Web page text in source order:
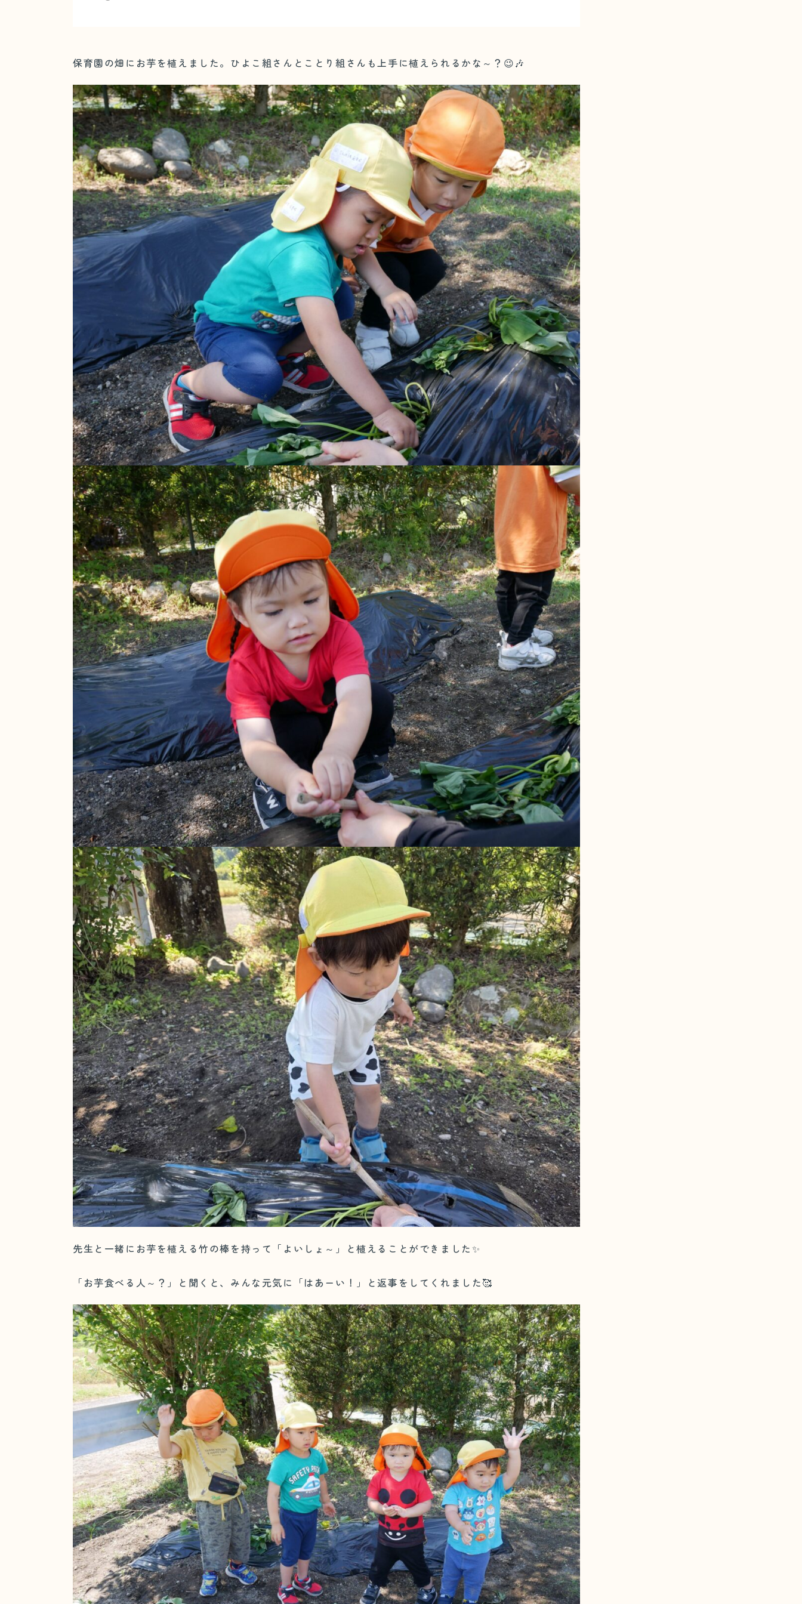
保育園の畑にお芋を植えました。ひよこ組さんとことり組さんも上手に植えられるかな～？😉🎶
先生と一緒にお芋を植える竹の棒を持って「よいしょ～」と植えることができました✨
「お芋食べる人～？」と聞くと、みんな元気に「はあーい！」と返事をしてくれました🥰